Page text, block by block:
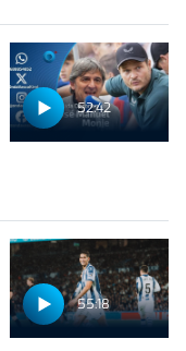
52:42
55:18